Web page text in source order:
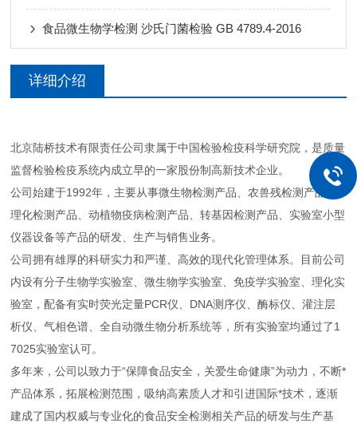
食品微生物学检测 沙氏门菌检验 GB 4789.4-2016
详细介绍
北京陆桥技术有限责任公司隶属于中国检验检疫科学研究院，是质量
监督检验检疫系统内成立早的一家股份制高新技术企业。
公司始建于1992年，主要从事微生物检测产品、农兽残检测产品、
理化检测产品、动植物疫病检测产品、转基因检测产品、实验室小型
仪器设备等产品的研发、生产与销售业务。
公司拥有雄厚的科研实力和严谨、高效的现代化管理体系。目前公司
内设有分子生物学实验室、微生物学实验室、免疫学实验室、理化实
验室，配备有实时荧光定量PCR仪、DNA测序仪、酶标仪、灌注层
析仪、气相色谱、全自动微生物分析系统等，所有实验室均通过了1
7025实验室认可。
多年来，公司以致力于“保障食品安全，关爱生命健康”为动力，不断*
产品体系，拓展检测范围，吸纳高素质人才和引进国际*技术，逐渐
建成了国内权威与专业化的食品安全检测相关产品的研发与生产基